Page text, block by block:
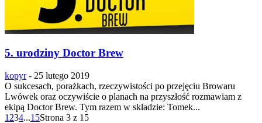
5. urodziny Doctor Brew
kopyr - 25 lutego 2019
O sukcesach, porażkach, rzeczywistości po przejęciu Browaru
Lwówek oraz oczywiście o planach na przyszłość rozmawiam z
ekipą Doctor Brew. Tym razem w składzie: Tomek...
1 234...15Strona 3 z 15